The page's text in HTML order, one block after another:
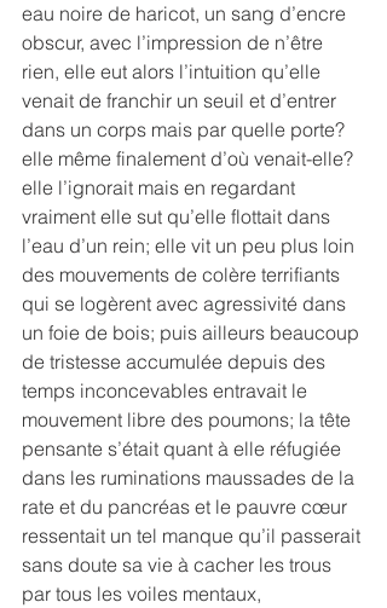
eau noire de haricot, un sang d’encre
obscur, avec l’impression de n’être
rien, elle eut alors l’intuition qu’elle
venait de franchir un seuil et d’entrer
dans un corps mais par quelle porte?
elle même finalement d’où venait-elle?
elle l’ignorait mais en regardant
vraiment elle sut qu’elle flottait dans
l’eau d’un rein; elle vit un peu plus loin
des mouvements de colère terrifiants
qui se logèrent avec agressivité dans
un foie de bois; puis ailleurs beaucoup
de tristesse accumulée depuis des
temps inconcevables entravait le
mouvement libre des poumons; la tête
pensante s’était quant à elle réfugiée
dans les ruminations maussades de la
rate et du pancréas et le pauvre cœur
ressentait un tel manque qu’il passerait
sans doute sa vie à cacher les trous
par tous les voiles mentaux,